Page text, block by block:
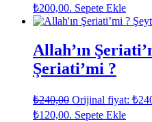
₺200,00. Sepete Ekle
Allah’ın
Şeriati’mi ?
₺240,00 Orijinal fiyat:
₺120,00. Sepete Ekle